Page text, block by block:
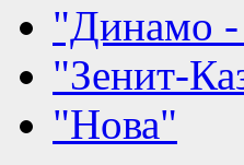
"Динамо
"Зенит-
"Нова"